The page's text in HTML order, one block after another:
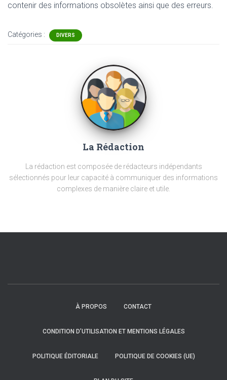
contenir des informations obsolètes ainsi que des erreurs.
Catégories : DIVERS
La Rédaction
La rédaction est composée de rédacteurs indépendants
sélectionnés pour leur capacité à communiquer des informations
complexes de manière claire et utile.
À PROPOS CONTACT
CONDITION D’UTILISATION ET MENTIONS LÉGALES
POLITIQUE ÉDITORIALE POLITIQUE DE COOKIES (UE)